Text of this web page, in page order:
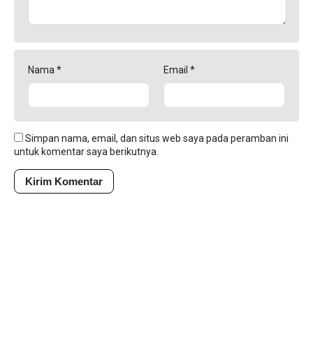
Nama * Email *
Simpan nama, email, dan situs web saya pada peramban ini
untuk komentar saya berikutnya.